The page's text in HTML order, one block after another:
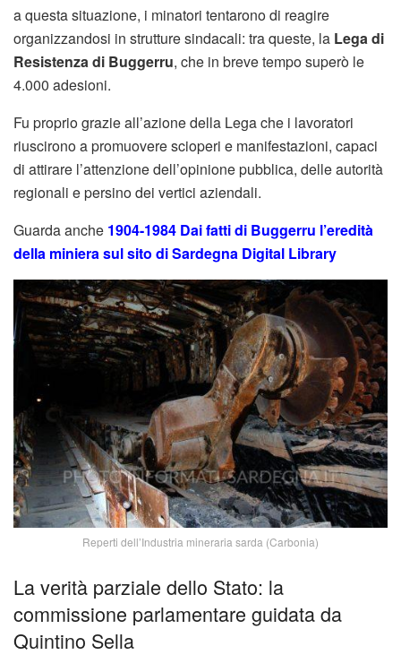
a questa situazione, i minatori tentarono di reagire
organizzandosi in strutture sindacali: tra queste, la Lega di
Resistenza di Buggerru, che in breve tempo superò le
4.000 adesioni.
Fu proprio grazie all’azione della Lega che i lavoratori
riuscirono a promuovere scioperi e manifestazioni, capaci
di attirare l’attenzione dell’opinione pubblica, delle autorità
regionali e persino dei vertici aziendali.
Guarda anche 1904-1984 Dai fatti di Buggerru l’eredità
della miniera sul sito di Sardegna Digital Library
Reperti dell’Industria mineraria sarda (Carbonia)
La verità parziale dello Stato: la
commissione parlamentare guidata da
Quintino Sella